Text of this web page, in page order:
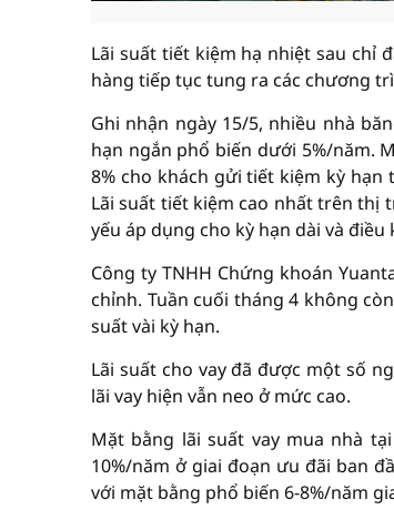
Lãi suất tiết kiệm hạ nhiệt sau chỉ
hàng tiếp tục tung ra các chương
Ghi nhận ngày 15/5, nhiều nhà
hạn ngắn phổ biến dưới 5%/năm.
8% cho khách gửi tiết kiệm kỳ
Lãi suất tiết kiệm cao nhất trên thị
yếu áp dụng cho kỳ hạn dài và
Công ty TNHH Chứng khoán
chỉnh. Tuần cuối tháng 4 không
suất vài kỳ hạn.
Lãi suất cho vay đã được một số
lãi vay hiện vẫn neo ở mức cao.
Mặt bằng lãi suất vay mua nhà
10%/năm ở giai đoạn ưu đãi ban
với mặt bằng phổ biến 6-8%/năm